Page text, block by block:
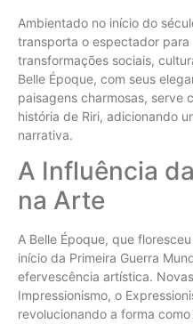
Ambientado no início do
transporta o espectador
transformações sociais,
Belle Époque, com seus
paisagens charmosas, serve
história de Riri, adicionando
narrativa.
A Influência
na Arte
A Belle Époque, que
início da Primeira Guerra
efervescência artística.
Impressionismo, o
revolucionando a forma